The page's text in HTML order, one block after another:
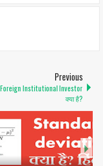
Previous
Foreign Institutional Investor
क्या है?